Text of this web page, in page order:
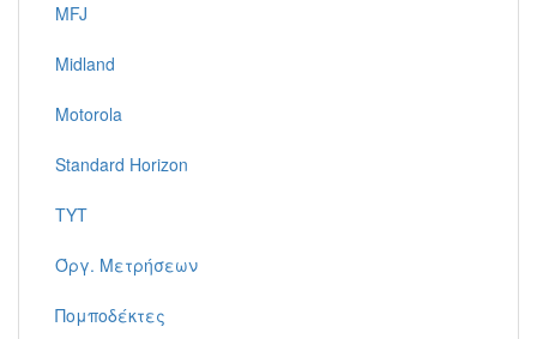
MFJ
Midland
Motorola
Standard Horizon
TYT
Όργ. Μετρήσεων
Πομποδέκτες